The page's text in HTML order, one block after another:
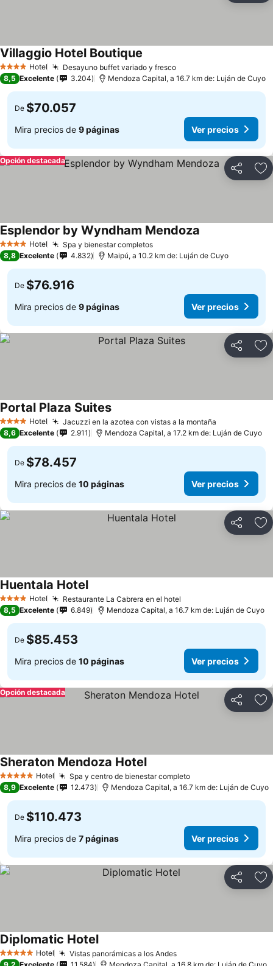
4 EstrellasHotel Desayuno buffet variado y fresco
Villaggio Hotel Boutique
8,5 Excelente 3.204 Mendoza Capital, a 16.7 km de: Luján de Cuyo
De $70.057
Mira precios de 9 páginas Ver precios
Compartir
Opción destacada
4 EstrellasHotel Spa y bienestar completos
Esplendor by Wyndham Mendoza
8,8 Excelente 4.832 Maipú, a 10.2 km de: Luján de Cuyo
De $76.916
Mira precios de 9 páginas Ver precios
Compartir
4 EstrellasHotel Jacuzzi en la azotea con vistas a la montaña
Portal Plaza Suites
8,6 Excelente 2.911 Mendoza Capital, a 17.2 km de: Luján de Cuyo
De $78.457
Mira precios de 10 páginas Ver precios
Compartir
4 EstrellasHotel Restaurante La Cabrera en el hotel
Huentala Hotel
8,5 Excelente 6.849 Mendoza Capital, a 16.7 km de: Luján de Cuyo
De $85.453
Mira precios de 10 páginas Ver precios
Compartir
Opción destacada
5 Estrellas Hotel Spa y centro de bienestar completo
Sheraton Mendoza Hotel
8,9 Excelente 12.473 Mendoza Capital, a 16.7 km de: Luján de Cuyo
De $110.473
Mira precios de 7 páginas Ver precios
Compartir
5 Estrellas Hotel Vistas panorámicas a los Andes
Diplomatic Hotel